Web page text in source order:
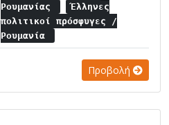
Ρουμανίας
Έλληνες
πολιτικοί πρόσφυγες /
Ρουμανία
Προβολή